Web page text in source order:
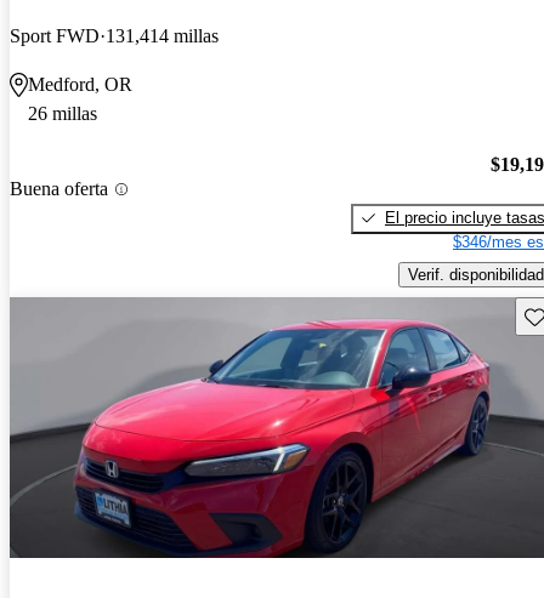
Sport FWD 131,414 millas
Medford, OR
26 millas
Buena oferta
El precio incluye tasas
$346/mes
Verif. disponibilidad